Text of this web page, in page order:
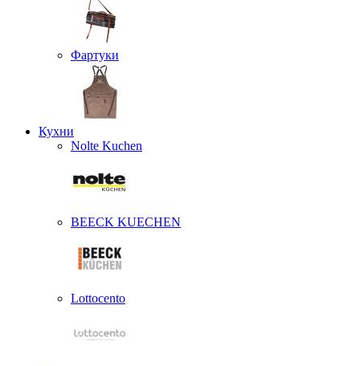
Фартуки
Кухни
Nolte Kuchen
BEECK KUECHEN
Lottocento